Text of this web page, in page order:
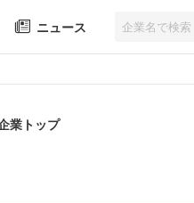
ニュース
業トップ